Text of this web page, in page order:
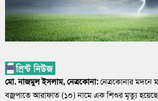
মো. নাজমুল ইসলাম, নেত্রকোনা:নেত্রকোনার মদনে
বজ্রপাতে আরাফাত (১০) নামে এক শিশুর মৃত্যু